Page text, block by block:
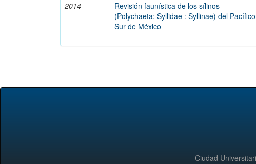
2014
Revisión faunística de los sílinos
(Polychaeta: Syllidae : Syllinae) del Pacífico
Sur de México
Ciudad